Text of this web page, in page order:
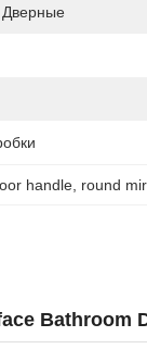
handle round
Bathroom